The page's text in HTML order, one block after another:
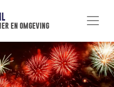
en omgeving